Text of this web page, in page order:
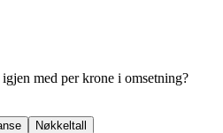
med per krone i omsetning?
Nøkkeltall